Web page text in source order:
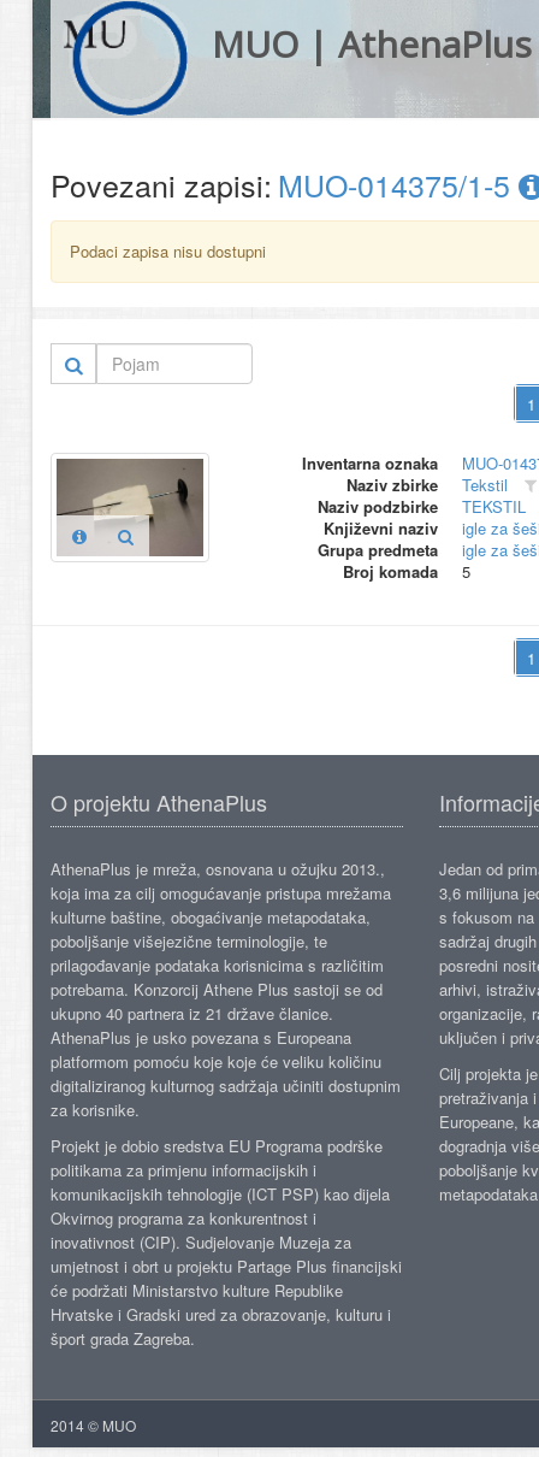
MUO | AthenaPlus
Povezani zapisi: MUO-014375/1-5
Podaci zapisa nisu dostupni
Inventarna oznaka
MUO-
Naziv zbirke
Tekstil
Naziv podzbirke
TEKSTIL
Književni naziv
igle za
Grupa predmeta
igle za
Broj komada
5
O projektu AthenaPlus
AthenaPlus je mreža, osnovana u ožujku 2013.,
koja ima za cilj omogućavanje pristupa mrežama
kulturne baštine, obogaćivanje metapodataka,
poboljšanje višejezične terminologije, te
prilagođavanje podataka korisnicima s različitim
potrebama. Konzorcij Athene Plus sastoji se od
ukupno 40 partnera iz 21 države članice.
AthenaPlus je usko povezana s Europeana
platformom pomoću koje koje će veliku količinu
digitaliziranog kulturnog sadržaja učiniti dostupnim
za korisnike.
Projekt je dobio sredstva EU Programa podrške
politikama za primjenu informacijskih i
komunikacijskih tehnologije (ICT PSP) kao dijela
Okvirnog programa za konkurentnost i
inovativnost (CIP). Sudjelovanje Muzeja za
umjetnost i obrt u projektu Partage Plus financijski
će podržati Ministarstvo kulture Republike
Hrvatske i Gradski ured za obrazovanje, kulturu i
šport grada Zagreba.
Jedan od
3,6 milijuna
s fokusom
sadržaj
posredni
arhivi,
organizacije,
uključen i
Cilj projekta
pretraživanja
Europeane,
dogradnja
poboljšanje
2014 © MUO